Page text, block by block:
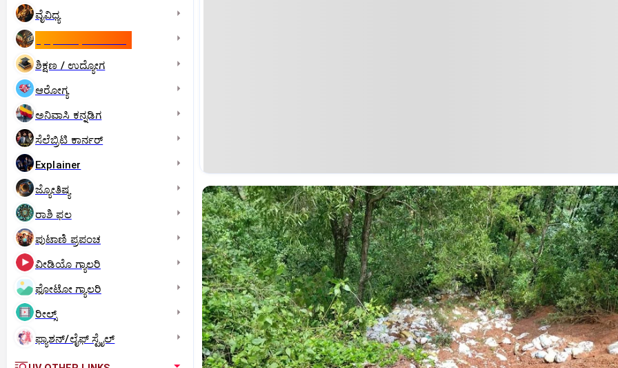
ವೈವಿಧ್ಯ
ಶಿಕ್ಷಣ / ಉದ್ಯೋಗ
ಆರೋಗ್ಯ
ಅನಿವಾಸಿ ಕನ್ನಡಿಗ
ಸೆಲೆಬ್ರಿಟಿ ಕಾರ್ನರ್‌
Explainer
ಜ್ಯೋತಿಷ್ಯ
ರಾಶಿ ಫಲ
ಪುಟಾಣಿ ಪ್ರಪಂಚ
ವೀಡಿಯೊ ಗ್ಯಾಲರಿ
ಫೋಟೋ ಗ್ಯಾಲರಿ
ರೀಲ್ಸ್
ಫ್ಯಾಶನ್/ಲೈಫ್‌ ಸ್ಟೈಲ್